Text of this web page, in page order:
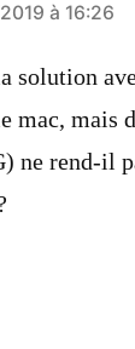
à 16:26
solution
mac, mais
ne rend-il